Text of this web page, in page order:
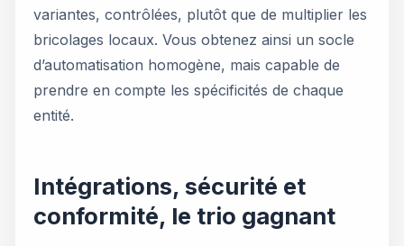
variantes, contrôlées, plutôt que de multiplier les
bricolages locaux. Vous obtenez ainsi un socle
d’automatisation homogène, mais capable de
prendre en compte les spécificités de chaque
entité.
Intégrations, sécurité et
conformité, le trio gagnant